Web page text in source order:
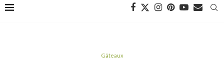
Gâteaux